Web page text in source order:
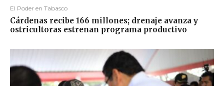
El Poder en Tabasco
Cárdenas recibe 166 millones; drenaje avanza y
ostricultoras estrenan programa productivo